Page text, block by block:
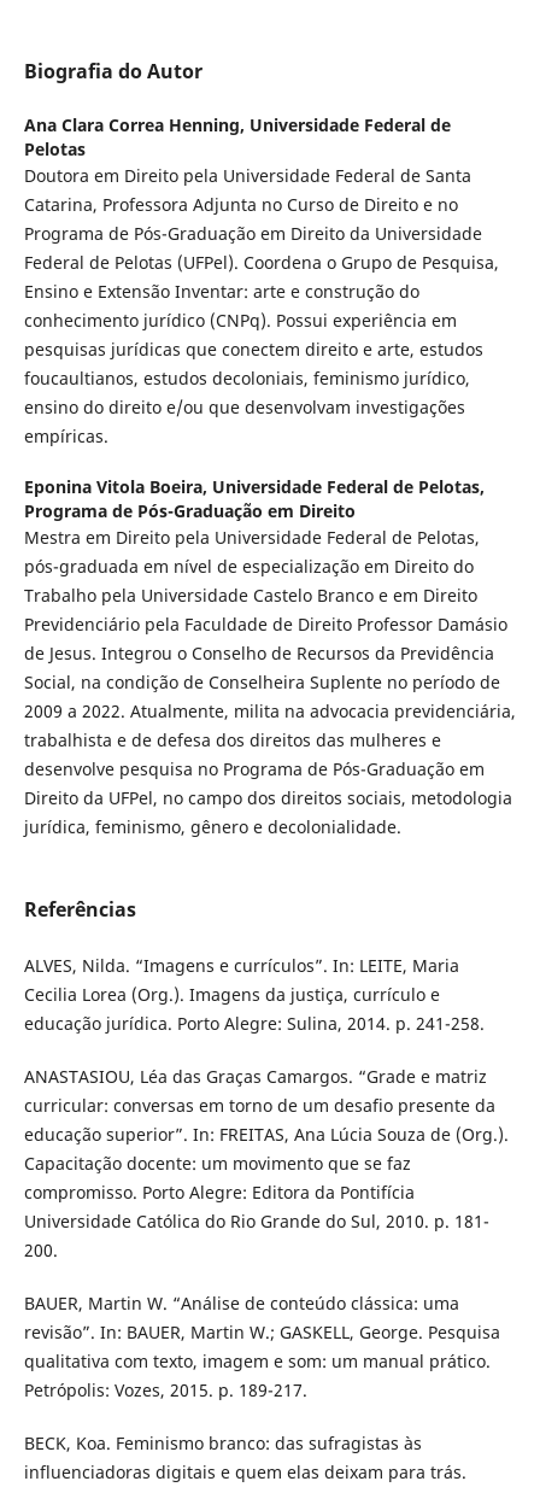
Biografia do Autor
Ana Clara Correa Henning, Universidade Federal de
Pelotas
Doutora em Direito pela Universidade Federal de Santa
Catarina, Professora Adjunta no Curso de Direito e no
Programa de Pós-Graduação em Direito da Universidade
Federal de Pelotas (UFPel). Coordena o Grupo de Pesquisa,
Ensino e Extensão Inventar: arte e construção do
conhecimento jurídico (CNPq). Possui experiência em
pesquisas jurídicas que conectem direito e arte, estudos
foucaultianos, estudos decoloniais, feminismo jurídico,
ensino do direito e/ou que desenvolvam investigações
empíricas.
Eponina Vitola Boeira, Universidade Federal de Pelotas,
Programa de Pós-Graduação em Direito
Mestra em Direito pela Universidade Federal de Pelotas,
pós-graduada em nível de especialização em Direito do
Trabalho pela Universidade Castelo Branco e em Direito
Previdenciário pela Faculdade de Direito Professor Damásio
de Jesus. Integrou o Conselho de Recursos da Previdência
Social, na condição de Conselheira Suplente no período de
2009 a 2022. Atualmente, milita na advocacia previdenciária,
trabalhista e de defesa dos direitos das mulheres e
desenvolve pesquisa no Programa de Pós-Graduação em
Direito da UFPel, no campo dos direitos sociais, metodologia
jurídica, feminismo, gênero e decolonialidade.
Referências
ALVES, Nilda. “Imagens e currículos”. In: LEITE, Maria
Cecilia Lorea (Org.). Imagens da justiça, currículo e
educação jurídica. Porto Alegre: Sulina, 2014. p. 241-258.
ANASTASIOU, Léa das Graças Camargos. “Grade e matriz
curricular: conversas em torno de um desafio presente da
educação superior”. In: FREITAS, Ana Lúcia Souza de (Org.).
Capacitação docente: um movimento que se faz
compromisso. Porto Alegre: Editora da Pontifícia
Universidade Católica do Rio Grande do Sul, 2010. p. 181-
200.
BAUER, Martin W. “Análise de conteúdo clássica: uma
revisão”. In: BAUER, Martin W.; GASKELL, George. Pesquisa
qualitativa com texto, imagem e som: um manual prático.
Petrópolis: Vozes, 2015. p. 189-217.
BECK, Koa. Feminismo branco: das sufragistas às
influenciadoras digitais e quem elas deixam para trás.